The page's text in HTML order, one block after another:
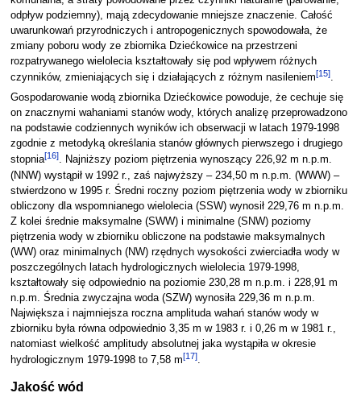
odpływ podziemny), mają zdecydowanie mniejsze znaczenie. Całość
uwarunkowań przyrodniczych i antropogenicznych spowodowała, że
zmiany poboru wody ze zbiornika Dziećkowice na przestrzeni
rozpatrywanego wielolecia kształtowały się pod wpływem różnych
czynników, zmieniających się i działających z różnym nasileniem[15].
Gospodarowanie wodą zbiornika Dziećkowice powoduje, że cechuje się
on znacznymi wahaniami stanów wody, których analizę przeprowadzono
na podstawie codziennych wyników ich obserwacji w latach 1979-1998
zgodnie z metodyką określania stanów głównych pierwszego i drugiego
stopnia[16]. Najniższy poziom piętrzenia wynoszący 226,92 m n.p.m.
(NNW) wystąpił w 1992 r., zaś najwyższy – 234,50 m n.p.m. (WWW) –
stwierdzono w 1995 r. Średni roczny poziom piętrzenia wody w zbiorniku
obliczony dla wspomnianego wielolecia (SSW) wynosił 229,76 m n.p.m.
Z kolei średnie maksymalne (SWW) i minimalne (SNW) poziomy
piętrzenia wody w zbiorniku obliczone na podstawie maksymalnych
(WW) oraz minimalnych (NW) rzędnych wysokości zwierciadła wody w
poszczególnych latach hydrologicznych wielolecia 1979-1998,
kształtowały się odpowiednio na poziomie 230,28 m n.p.m. i 228,91 m
n.p.m. Średnia zwyczajna woda (SZW) wynosiła 229,36 m n.p.m.
Największa i najmniejsza roczna amplituda wahań stanów wody w
zbiorniku była równa odpowiednio 3,35 m w 1983 r. i 0,26 m w 1981 r.,
natomiast wielkość amplitudy absolutnej jaka wystąpiła w okresie
hydrologicznym 1979-1998 to 7,58 m[17].
Jakość wód